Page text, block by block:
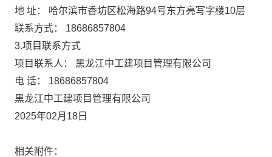
地 址： 哈尔滨市香坊区松海路94号东方亮写字楼10层
联系方式： 18686857804
3.项目联系方式
项目联系人： 黑龙江中工建项目管理有限公司
电 话： 18686857804
黑龙江中工建项目管理有限公司
2025年02月18日
相关附件：